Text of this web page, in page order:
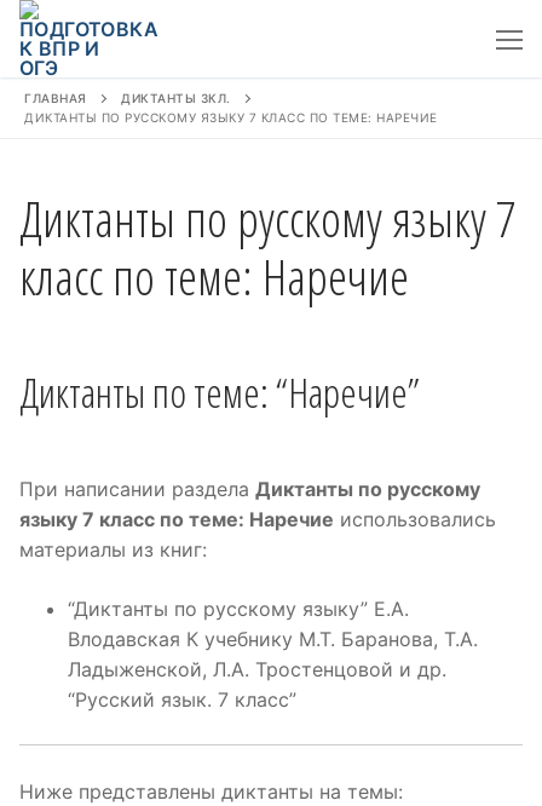
Перейти
содержимому
ГЛАВНАЯ
ДИКТАНТЫ 3КЛ.
ДИКТАНТЫ ПО РУССКОМУ ЯЗЫКУ 7 КЛАСС ПО ТЕМЕ: НАРЕЧИЕ
Диктанты по русскому языку 7
класс по теме: Наречие
Диктанты по теме: “Наречие”
При написании раздела Диктанты по русскому
языку 7 класс по теме: Наречие использовались
материалы из книг:
“Диктанты по русскому языку” Е.А.
Влодавская К учебнику М.Т. Баранова, Т.А.
Ладыженской, Л.А. Тростенцовой и др.
“Русский язык. 7 класс”
Ниже представлены диктанты на темы: